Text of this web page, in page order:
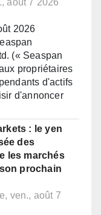
août 7 2026
2026
(« Seaspan
propriétaires
d'actifs
d'annoncer
: le yen
des
les marchés
prochain
ven., août 7